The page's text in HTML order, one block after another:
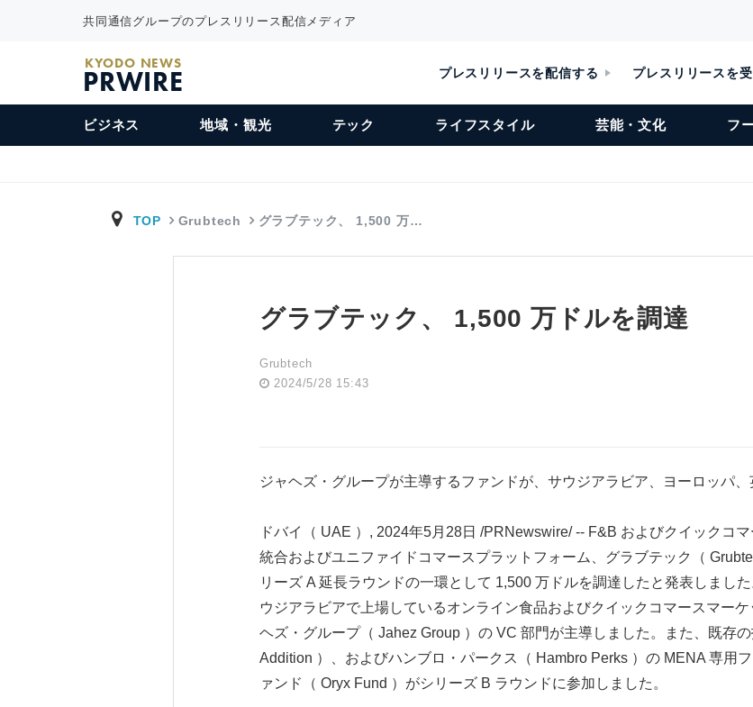
共同通信グループのプレスリリース配信メディア
KYODO NEWS
PRWIRE プレスリリースを配信する プレスリリースを
ビジネス 地域・観光 テック ライフスタイル 芸能・文化 フ
TOP Grubtech グラブテック、 1,500 万…
グラブテック、 1,500 万ドルを調達
Grubtech
2024/5/28 15:43
ジャヘズ・グループが主導するファンドが、サウジアラビア、ヨーロッパ
ドバイ（ UAE ）, 2024年5月28日 /PRNewswire/ -- F&B およびクイックコ
統合およびユニファイドコマースプラットフォーム、グラブテック（
リーズ A 延長ラウンドの一環として 1,500 万ドルを調達したと発表しまし
ウジアラビアで上場しているオンライン食品およびクイックコマースマー
ヘズ・グループ（ Jahez Group ）の VC 部門が主導しました。また、既存
Addition ）、およびハンブロ・パークス（ Hambro Perks ）の MENA 専用
ァンド（ Oryx Fund ）がシリーズ B ラウンドに参加しました。